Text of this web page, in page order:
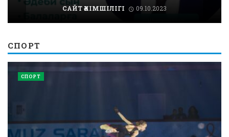
САЙТ ӘКІМШІЛІГІ 09.10.2023
СПОРТ
СПОРТ